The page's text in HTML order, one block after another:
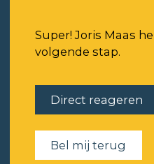
Super! Joris Maas
volgende stap.
Direct reageren
Bel mij terug